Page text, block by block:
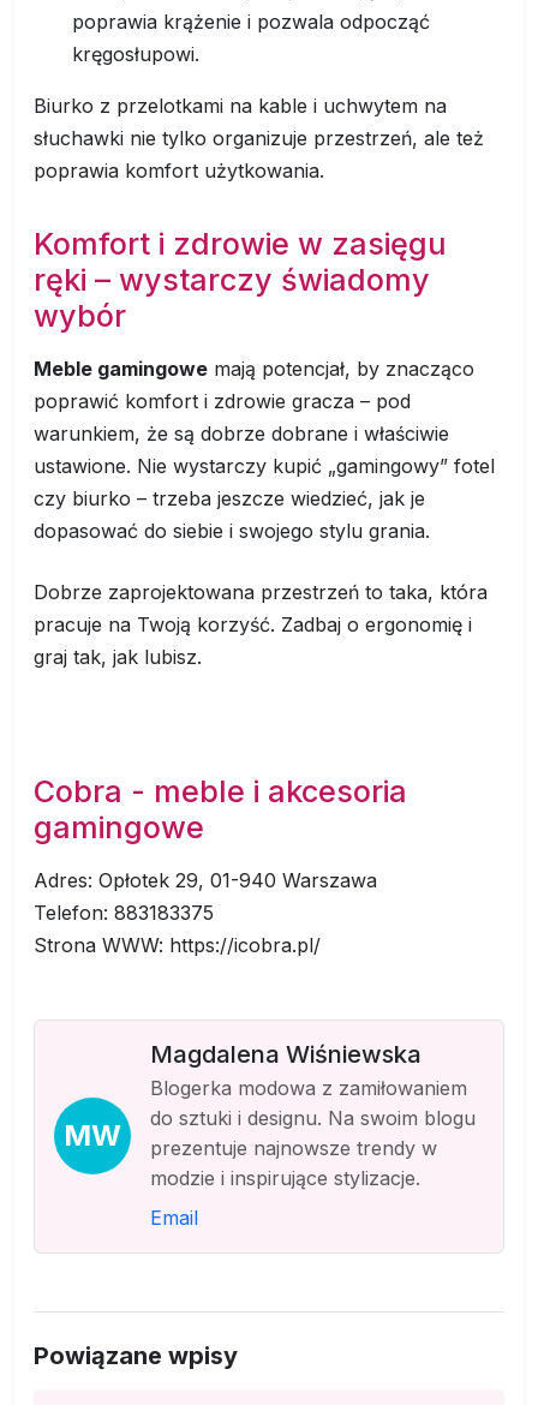
poprawia krążenie i pozwala odpocząć
kręgosłupowi.
Biurko z przelotkami na kable i uchwytem na
słuchawki nie tylko organizuje przestrzeń, ale też
poprawia komfort użytkowania.
Komfort i zdrowie w zasięgu
ręki – wystarczy świadomy
wybór
Meble gamingowe mają potencjał, by znacząco
poprawić komfort i zdrowie gracza – pod
warunkiem, że są dobrze dobrane i właściwie
ustawione. Nie wystarczy kupić „gamingowy” fotel
czy biurko – trzeba jeszcze wiedzieć, jak je
dopasować do siebie i swojego stylu grania.
Dobrze zaprojektowana przestrzeń to taka, która
pracuje na Twoją korzyść. Zadbaj o ergonomię i
graj tak, jak lubisz.
Cobra - meble i akcesoria
gamingowe
Adres: Opłotek 29, 01-940 Warszawa
Telefon: 883183375
Strona WWW: https://icobra.pl/
MW
Magdalena Wiśniewska
Blogerka modowa z zamiłowaniem
do sztuki i designu. Na swoim blogu
prezentuje najnowsze trendy w
modzie i inspirujące stylizacje.
Email
Powiązane wpisy